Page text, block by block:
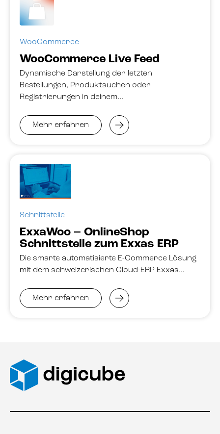
WooCommerce
WooCommerce Live Feed
Dynamische Darstellung der letzten
Bestellungen, Produktsuchen oder
Registrierungen in deinem…
Mehr erfahren
Schnittstelle
ExxaWoo – OnlineShop
Schnittstelle zum Exxas ERP
Die smarte automatisierte E-Commerce Lösung
mit dem schweizerischen Cloud-ERP Exxas…
Mehr erfahren